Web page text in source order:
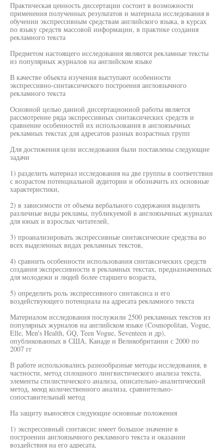
Практическая ценность диссертации состоит в возможности
применения полученных результатов и материала исследования в
обучении экспрессивным средствам английского языка, в курсах
по языку средств массовой информации, в практике создания
рекламного текста
Предметом настоящего исследования являются рекламные тексты
из популярных журналов на английском языке
В качестве объекта изучения выступают особенности
экспрессивно-синтаксического построения англоязычного
рекламного текста
Основной целью данной диссертационной работы является
рассмотрение ряда экспрессивных синтаксических средств и
сравнение особенностей их использования в англоязычных
рекламных текстах для адресатов разных возрастных групп
Для достижения цели исследования были поставлены следующие
задачи
1) разделить материал исследования на две группы в соответствии
с возрастом потенциальной аудитории и обозначить их основные
характеристики,
2) в зависимости от объема вербального содержания выделить
различные виды рекламы, публикуемой в англоязычных журналах
для юных и взрослых читателей,
3) проанализировать экспрессивные синтаксические средства во
всех выделенных видах рекламных текстов,
4) сравнить особенности использования синтаксических средств
создания экспрессивности в рекламных текстах, предназначенных
для молодежи и людей более старшего возраста,
5) определить роль экспрессивного синтаксиса и его
воздействующего потенциала на адресата рекламного текста
Материалом исследования послужили 2500 рекламных текстов из
популярных журналов на английском языке (Cosmopolitan, Vogue,
Elle, Men's Health, GQ, Teen Vogue, Seventeen и др),
опубликованных в США, Канаде и Великобритании с 2000 по
2007 гг
В работе использовались разнообразные методы исследования, в
частности, метод сплошного лингвистического анализа текста,
элементы стилистического анализа, описательно-аналитический
метод, меюд количественного анализа, сравнительно-
сопоставительный метод
На защиту выносятся следующие основные положения
1) экспрессивный синтаксис имеет большое значение в
построении англоязычного рекламного текста и оказании
воздействия на его адресата,